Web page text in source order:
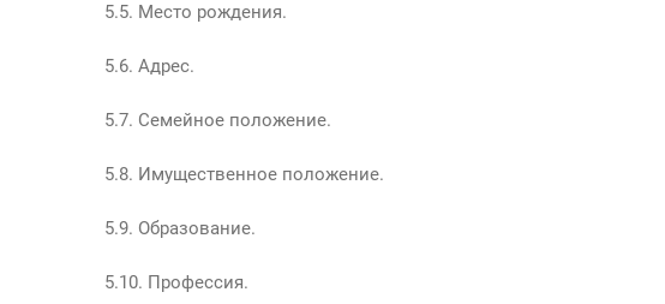
5.5. Место рождения.
5.6. Адрес.
5.7. Семейное положение.
5.8. Имущественное положение.
5.9. Образование.
5.10. Профессия.